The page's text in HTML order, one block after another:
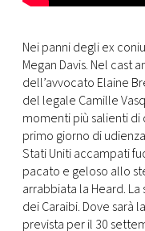
Nei panni degli ex
Megan Davis. Nel cast
dell’avvocato Elaine
del legale Camille
momenti più salienti
primo giorno di
Stati Uniti accampati
pacato e geloso allo
arrabbiata la Heard.
dei Caraibi. Dove sarà
prevista per il 30